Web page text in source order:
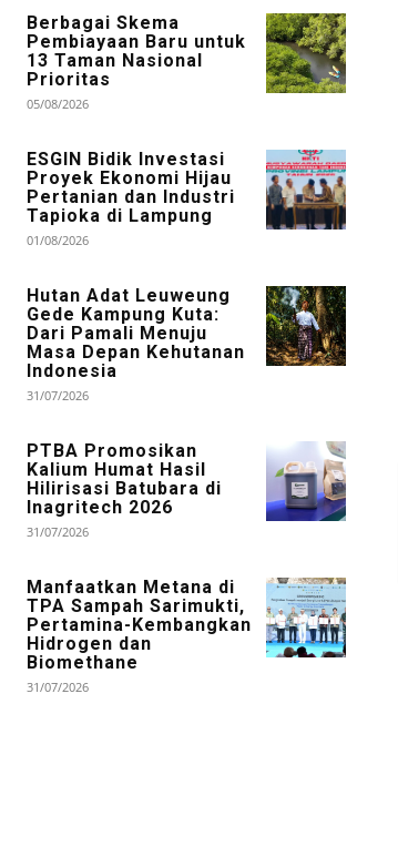
Berbagai Skema
Pembiayaan Baru untuk
13 Taman Nasional
Prioritas
05/08/2026
ESGIN Bidik Investasi
Proyek Ekonomi Hijau
Pertanian dan Industri
Tapioka di Lampung
01/08/2026
Hutan Adat Leuweung
Gede Kampung Kuta:
Dari Pamali Menuju
Masa Depan Kehutanan
Indonesia
31/07/2026
PTBA Promosikan
Kalium Humat Hasil
Hilirisasi Batubara di
Inagritech 2026
31/07/2026
Manfaatkan Metana di
TPA Sampah Sarimukti,
Pertamina-Kembangkan
Hidrogen dan
Biomethane
31/07/2026